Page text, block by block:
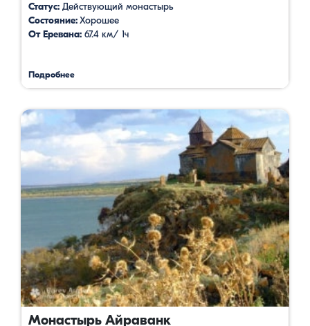
Статус: Действующий монастырь
Состояние:Хорошее
От Еревана: 67.4 км/ 1ч
Подробнее
Монастырь Айраванк